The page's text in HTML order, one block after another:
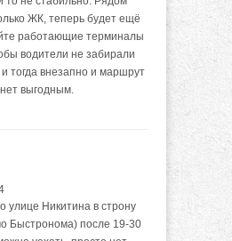
ЖК, теперь будет ещё
работающие терминалы
водители не забирали
и тогда внезапно и маршрут
выгодным.
улице Никитина в строну
Быстронома) после 19-30